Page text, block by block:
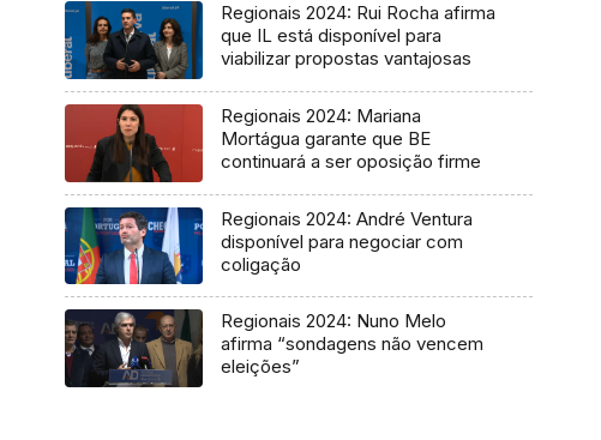
Regionais 2024: Rui Rocha afirma
que IL está disponível para
viabilizar propostas vantajosas
Regionais 2024: Mariana
Mortágua garante que BE
continuará a ser oposição firme
Regionais 2024: André Ventura
disponível para negociar com
coligação
Regionais 2024: Nuno Melo
afirma “sondagens não vencem
eleições”